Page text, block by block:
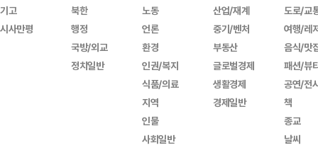
기고
시사만평
북한
행정
국방/외교
정치일반
노동
언론
환경
인권/복지
식품/의료
지역
인물
사회일반
산업/재계
중기/벤처
부동산
글로벌경제
생활경제
경제일반
도로/교
여행/레
음식/맛
패션/뷰
공연/전
책
종교
날씨